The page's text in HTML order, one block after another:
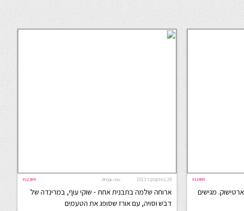
#12869
מגישים
28 באוקטובר 2013 #12384 שפה: עברית
ארוחה שלמה בתבנית אחת - שוקי עוף, במרינדה של
דבש וסויה, עם אורז שסופג את הטעמים